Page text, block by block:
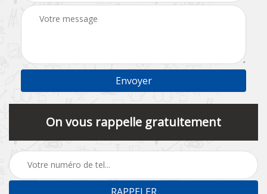
On vous rappelle gratuitement